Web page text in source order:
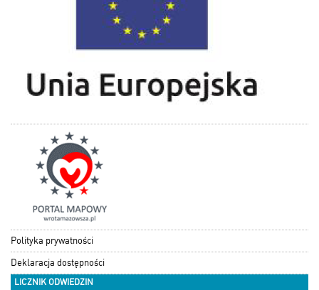
Polityka prywatności
Deklaracja dostępności
LICZNIK ODWIEDZIN